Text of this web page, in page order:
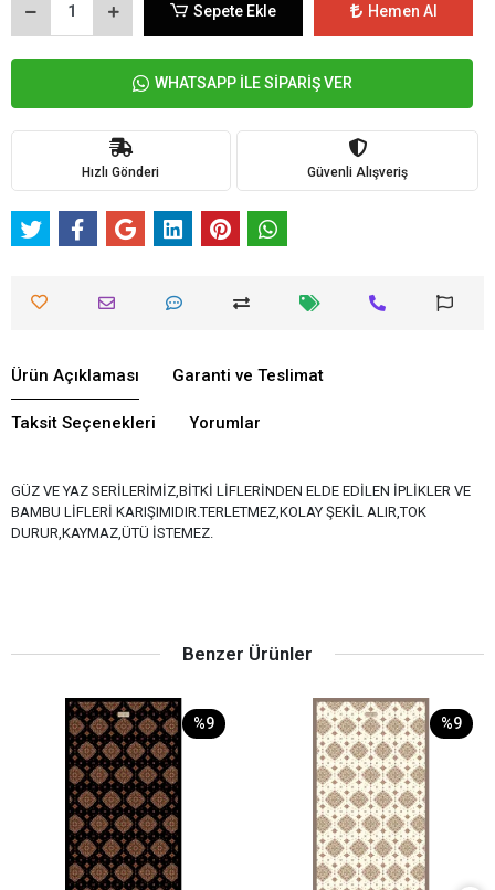
Sepete Ekle Hemen Al
WHATSAPP İLE SİPARİŞ VER
Hızlı Gönderi Güvenli Alışveriş
Ürün Açıklaması Garanti ve Teslimat
Taksit Seçenekleri Yorumlar
GÜZ VE YAZ SERİLERİMİZ,BİTKİ LİFLERİNDEN ELDE EDİLEN İPLİKLER VE
BAMBU LİFLERİ KARIŞIMIDIR.TERLETMEZ,KOLAY ŞEKİL ALIR,TOK
DURUR,KAYMAZ,ÜTÜ İSTEMEZ.
Benzer Ürünler
%9 %9